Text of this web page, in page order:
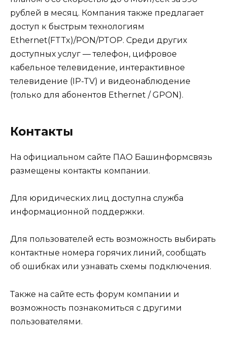
рублей в месяц. Компания также предлагает
доступ к быстрым технологиям
Ethernet(FTTx)/PON/PTOP. Среди других
доступных услуг — телефон, цифровое
кабельное телевидение, интерактивное
телевидение (IP-TV) и видеонаблюдение
(только для абонентов Ethernet / GPON).
Контакты
На официальном сайте ПАО Башинформсвязь
размещены контакты компании.
Для юридических лиц доступна служба
информационной поддержки.
Для пользователей есть возможность выбирать
контактные номера горячих линий, сообщать
об ошибках или узнавать схемы подключения.
Также на сайте есть форум компании и
возможность познакомиться с другими
пользователями.